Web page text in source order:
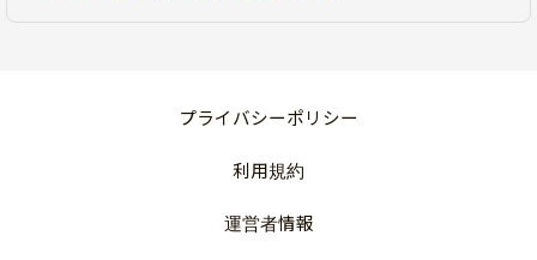
プライバシーポリシー
利用規約
運営者情報